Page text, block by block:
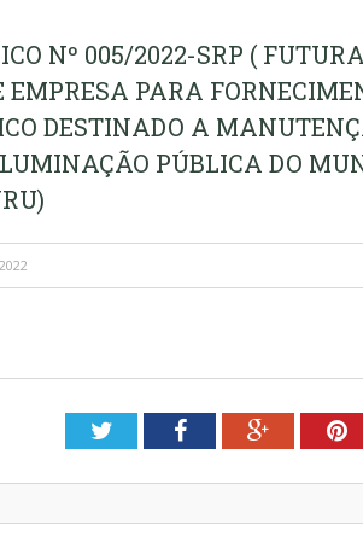
Nº 005/2022-SRP (
EMPRESA PARA
DESTINADO A
PÚBLICA DO
TwitterFacebookGoogle+